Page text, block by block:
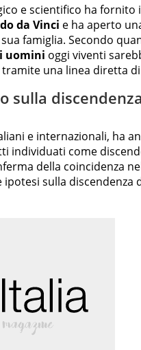
e scientifico ha fornito
da Vinci e ha aperto
famiglia. Secondo
uomini oggi viventi
una linea diretta
sulla
e internazionali, ha
individuati come
della coincidenza
sulla discendenza